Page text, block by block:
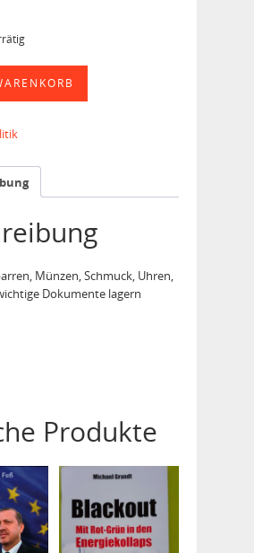
Münzen, Schmuck, Uhren,
Dokumente lagern
Produkte